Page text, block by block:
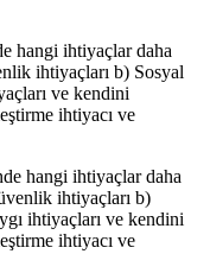
hangi ihtiyaçlar daha
ihtiyaçları b) Sosyal
ve kendini
ihtiyacı ve
hangi ihtiyaçlar daha
ihtiyaçları b)
ihtiyaçları ve kendini
ihtiyacı ve